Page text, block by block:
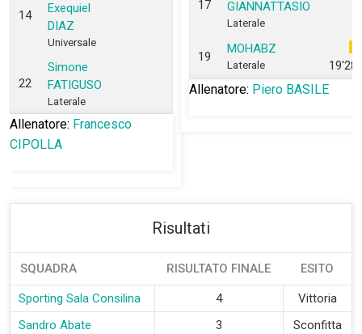
14
Exequiel
DIAZ
Universale
22
Simone
FATIGUSO
Laterale
Allenatore: Francesco
CIPOLLA
17
GIANNATTASIO
Laterale
19
MOHABZ
Laterale 19'28''
Allenatore: Piero BASILE
Risultati
SQUADRA RISULTATO FINALE ESITO
Sporting Sala Consilina 4
Vittoria
Sandro Abate
3 Sconfitta